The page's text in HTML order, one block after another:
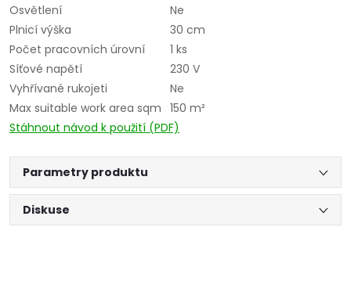
Osvětlení
Ne
Plnicí výška
30 cm
Počet pracovních úrovní
1 ks
Síťové napětí
230 V
Vyhřívané rukojeti
Ne
Max suitable work area sqm 150 m²
Stáhnout návod k použití (PDF)
Parametry produktu
Diskuse